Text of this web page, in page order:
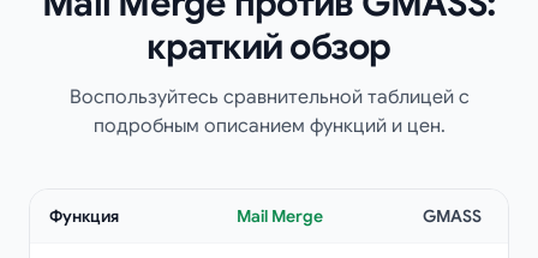
краткий обзор
Воспользуйтесь сравнительной таблицей с
подробным описанием функций и цен.
Функция Mail Merge GMASS